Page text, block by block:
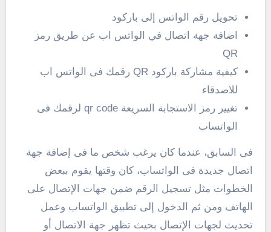
تحويل رقم الواتس إلى باركود
اضافة جهة اتصال في الواتس اب عن طريق رمز
QR
كيفية مشاركة باركود QR رقمك فى الواتس اب
للاصدقاء
تغيير رمز الاستجابة السريعة qr code لرقمك فى
الواتساب
فى السابق، عندما كان يرغب شخص ما فى إضافة جهة
اتصال جديدة فى الواتساب، كان وقتها يقوم ببعض
الخطوات مثل تسجيل الرقم ضمن جهات الإتصال على
الهاتف ومن ثم الدخول إلى تطبيق الواتساب وعمل
تحديث لجهات الإتصال بحيث تظهر جهة الاتصال أو